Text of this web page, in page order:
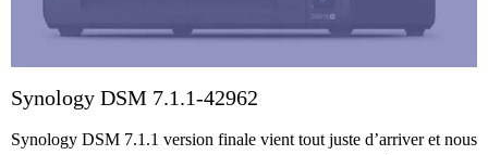
Synology DSM 7.1.1-42962
Synology DSM 7.1.1 version finale vient tout juste d’arriver et nous